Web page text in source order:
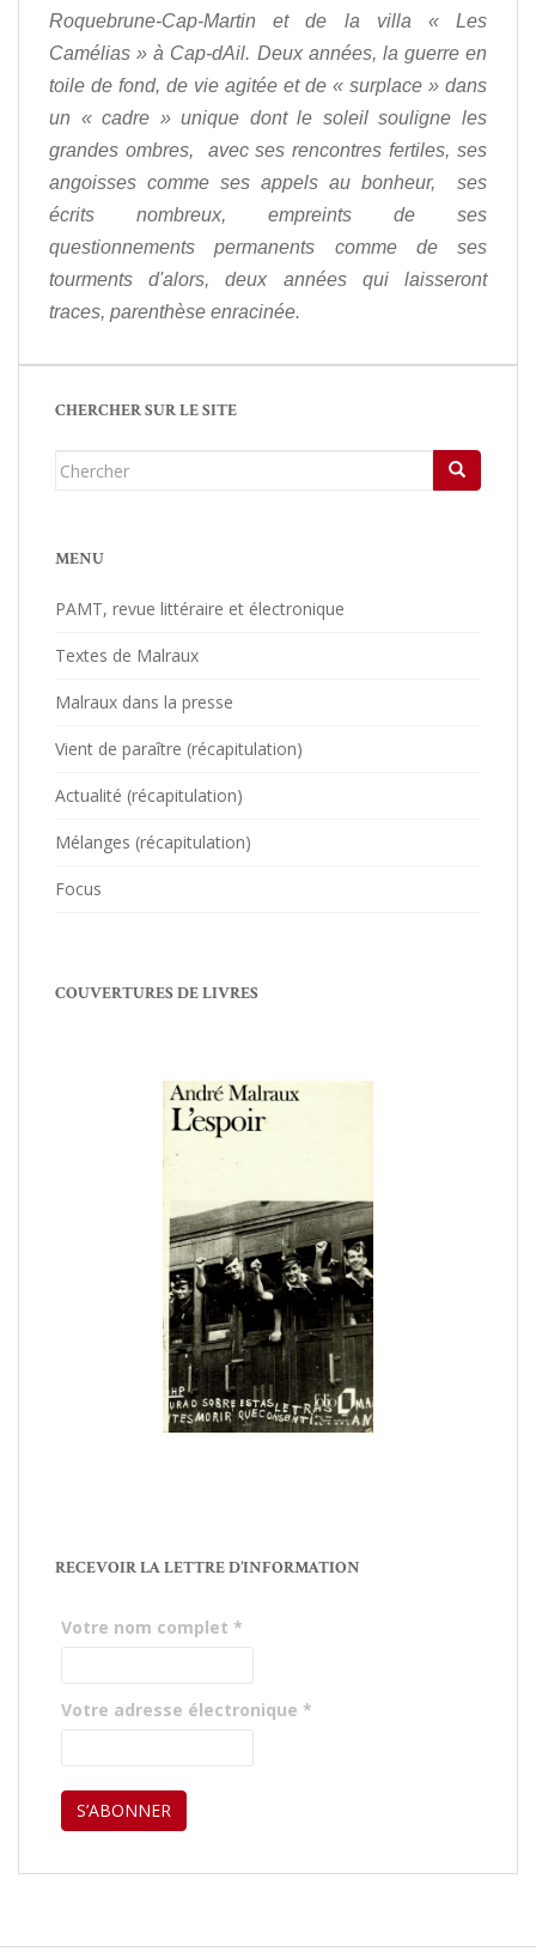
Roquebrune-Cap-Martin et de la villa « Les
Camélias » à Cap-dAil. Deux années, la guerre en
toile de fond, de vie agitée et de « surplace » dans
un « cadre » unique dont le soleil souligne les
grandes ombres, avec ses rencontres fertiles, ses
angoisses comme ses appels au bonheur, ses
écrits nombreux, empreints de ses
questionnements permanents comme de ses
tourments d'alors, deux années qui laisseront
traces, parenthèse enracinée.
CHERCHER SUR LE SITE
Chercher...
MENU
PAMT, revue littéraire et électronique
Textes de Malraux
Malraux dans la presse
Vient de paraître (récapitulation)
Actualité (récapitulation)
Mélanges (récapitulation)
Focus
COUVERTURES DE LIVRES
RECEVOIR LA LETTRE D’INFORMATION
Votre nom complet *
Votre adresse électronique *